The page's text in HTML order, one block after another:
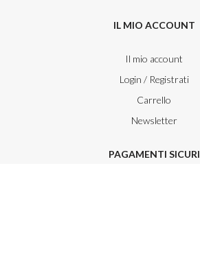
IL MIO ACCOUNT
Il mio account
Login / Registrati
Carrello
Newsletter
PAGAMENTI SICURI